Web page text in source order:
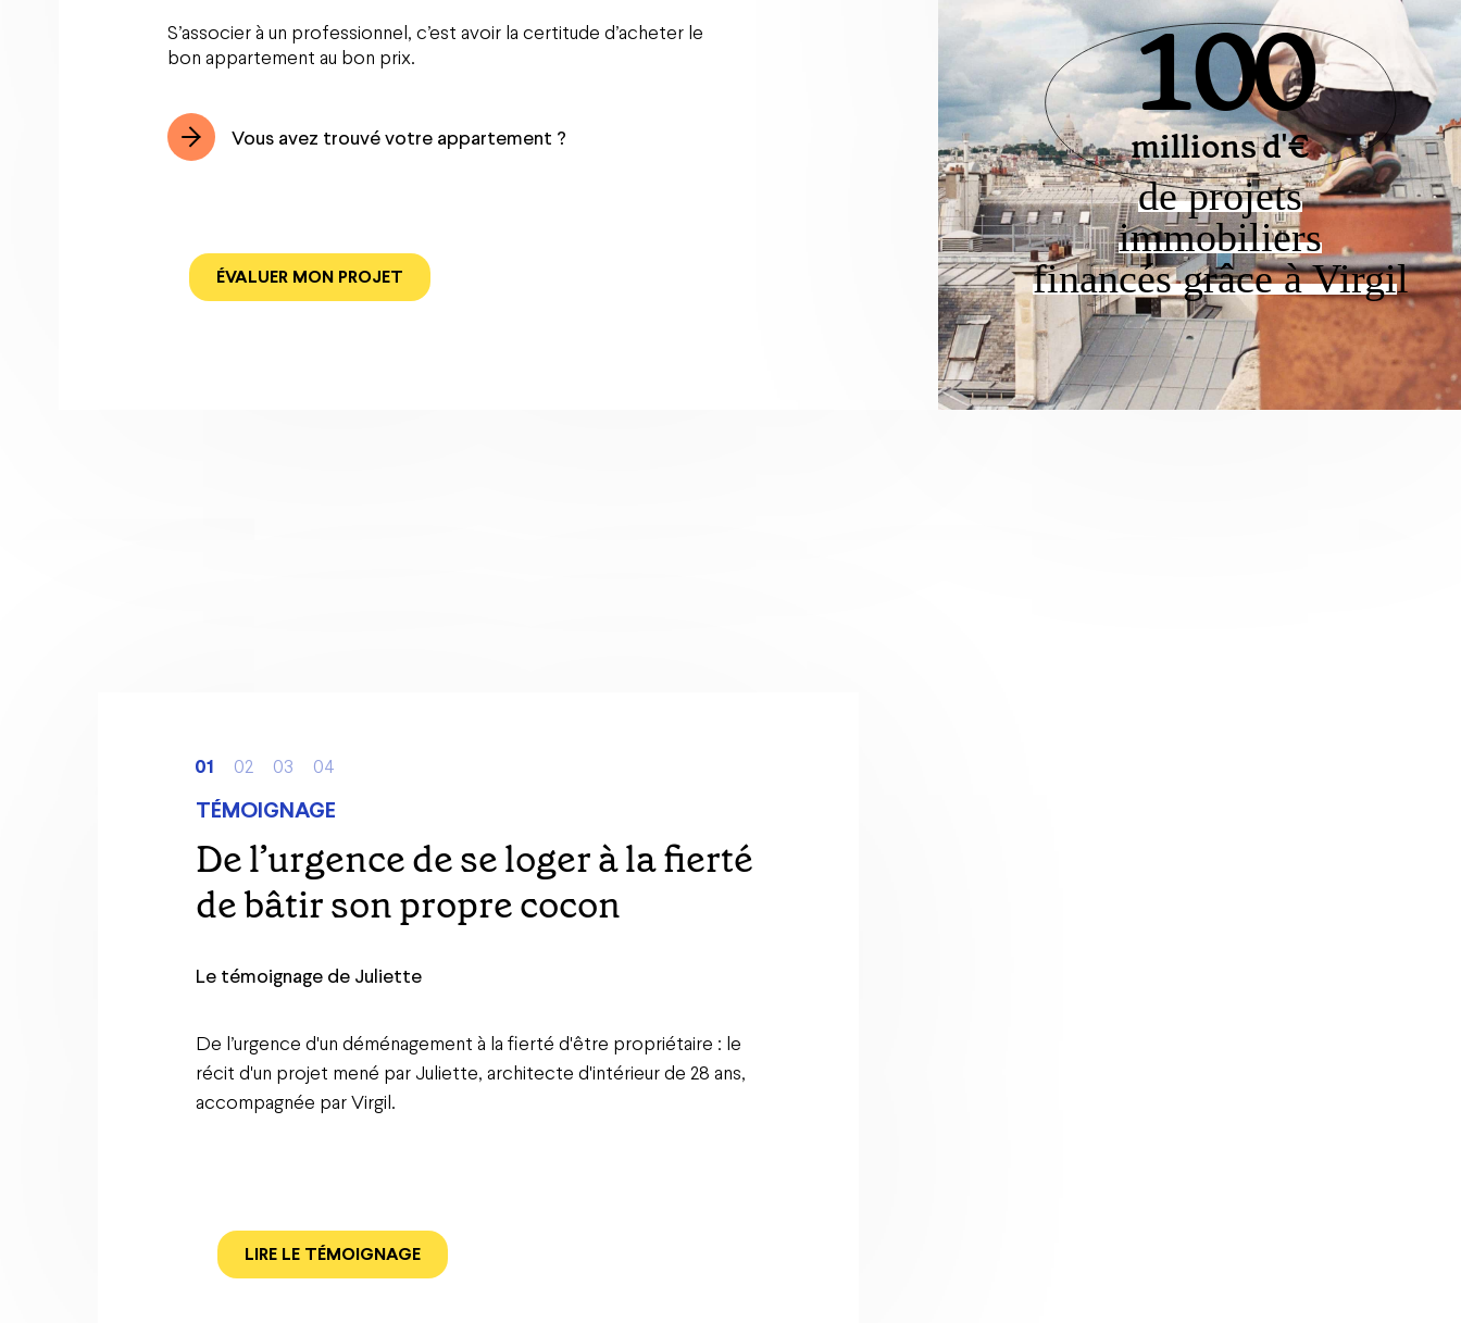
S’associer à un professionnel, c’est avoir la certitude d’acheter le
bon appartement au bon prix.
Vous avez trouvé votre appartement ?
ÉVALUER MON PROJET
100
millions d'€
de projets
immobiliers
financés grâce à Virgil
TÉMOIGNAGE
Marion, entrepreneure — Devenir
propriétaire alors que son
Un retour de vacances et un coup de foudre immobilier : Marion est
devenue propriétaire avec Virgil alors que son banquier disait non.
LIRE LE TÉMOIGNAGE
1 2 3 4